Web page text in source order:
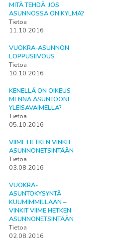
MITÄ TEHDÄ, JOS
ASUNNOSSA ON KYLMÄ?
Tietoa
11.10.2016
VUOKRA-ASUNNON
LOPPUSIIVOUS
Tietoa
10.10.2016
KENELLÄ ON OIKEUS
MENNÄ ASUNTOONI
YLEISAVAIMELLA?
Tietoa
05.10.2016
VIIME HETKEN VINKIT
ASUNNONETSINTÄÄN
Tietoa
03.08.2016
VUOKRA-
ASUNTOKYSYNTÄ
KUUMIMMILLAAN –
VINKIT VIIME HETKEN
ASUNNONETSINTÄÄN
Tietoa
02.08.2016